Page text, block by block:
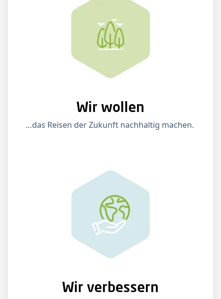
Wir wollen
…das Reisen der Zukunft nachhaltig machen.
Wir verbessern